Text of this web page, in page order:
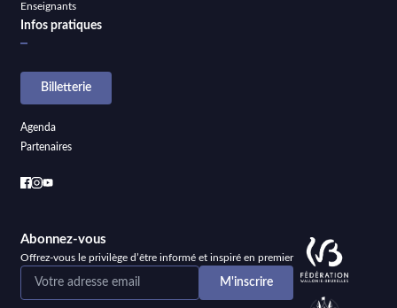
Enseignants
Infos pratiques
Billetterie
Agenda
Partenaires
Abonnez-vous
Offrez-vous le privilège d’être informé et inspiré en premier